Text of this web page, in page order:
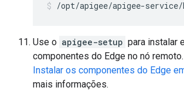
/opt/apigee/apigee-
Use o apigee-setup para instalar
componentes do Edge no nó
Instalar os componentes do Edge
mais informações.